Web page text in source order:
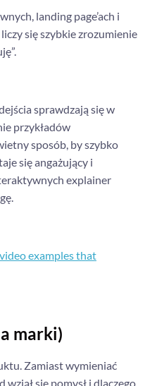
landing page’ach i
się szybkie zrozumienie
sprawdzają się w
przykładów
sposób, by szybko
się angażujący i
explainer
examples that
marki)
Zamiast wymieniać
się pomysł i dlaczego